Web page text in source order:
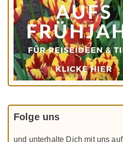
Folge uns
und unterhalte Dich mit uns auf